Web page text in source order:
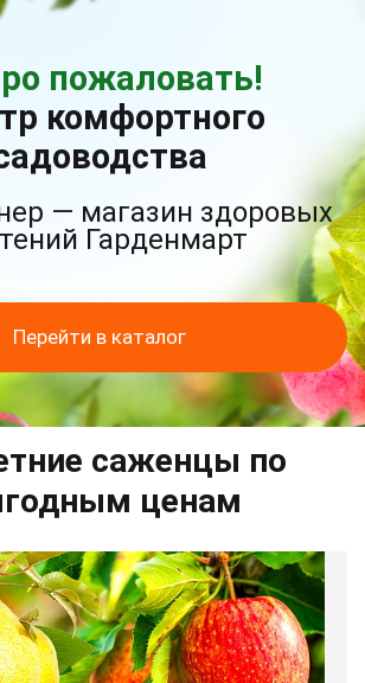
пожаловать!
комфортного
— магазин здоровых
Гарденмарт
Перейти в каталог
саженцы по
ценам